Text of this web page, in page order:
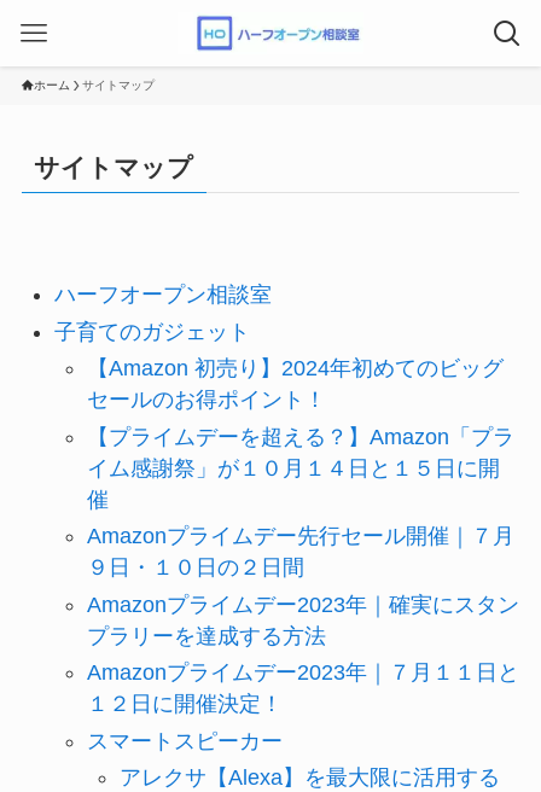
ホーム サイトマップ
サイトマップ
ハーフオープン相談室
子育てのガジェット
【Amazon 初売り】2024年初めてのビッグ
セールのお得ポイント！
【プライムデーを超える？】Amazon「プラ
イム感謝祭」が１０月１４日と１５日に開
催
Amazonプライムデー先行セール開催｜７月
９日・１０日の２日間
Amazonプライムデー2023年｜確実にスタン
プラリーを達成する方法
Amazonプライムデー2023年｜７月１１日と
１２日に開催決定！
スマートスピーカー
アレクサ【Alexa】を最大限に活用する